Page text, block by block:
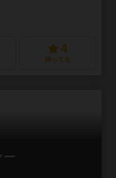
4
持ってる
ー